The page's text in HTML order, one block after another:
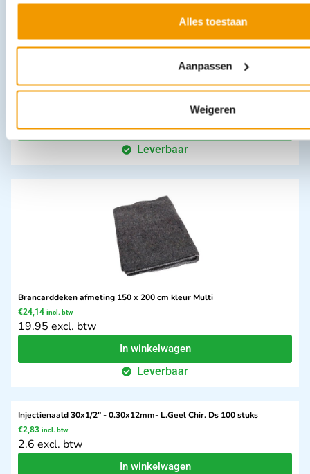
Alles toestaan
Aanpassen
Weigeren
Sic-Sac Braak / Spuugzakken verpakt per 50 stuks
€18,06–€19,63 incl. btw
In winkelwagen
Leverbaar
Brancarddeken afmeting 150 x 200 cm kleur Multi
€24,14 incl. btw
19.95 excl. btw
In winkelwagen
Leverbaar
Injectienaald 30x1/2" - 0.30x12mm- L.Geel Chir. Ds 100 stuks
€2,83 incl. btw
2.6 excl. btw
In winkelwagen